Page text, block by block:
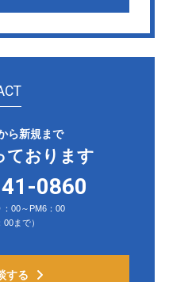
ら新規まで
ております
0860
00～PM6：00
00まで）
する